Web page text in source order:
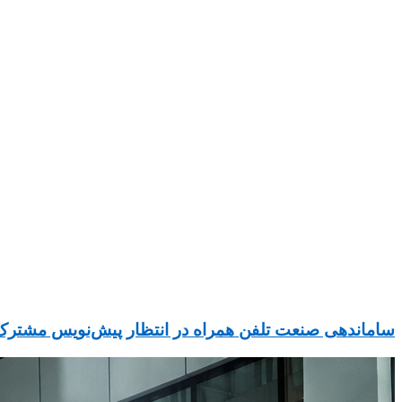
ساماندهی صنعت تلفن همراه در انتظار پیش‌نویس مشترک ۳ دستگاه